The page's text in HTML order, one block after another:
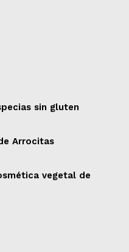
sin gluten
Arrocitas
vegetal de